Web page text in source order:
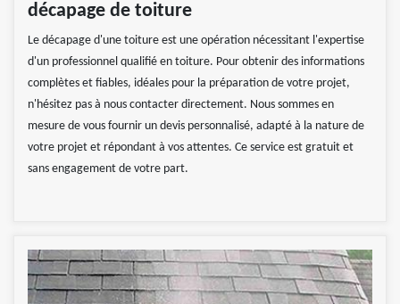
décapage de toiture
Le décapage d'une toiture est une opération nécessitant l'expertise
d'un professionnel qualifié en toiture. Pour obtenir des informations
complètes et fiables, idéales pour la préparation de votre projet,
n'hésitez pas à nous contacter directement. Nous sommes en
mesure de vous fournir un devis personnalisé, adapté à la nature de
votre projet et répondant à vos attentes. Ce service est gratuit et
sans engagement de votre part.